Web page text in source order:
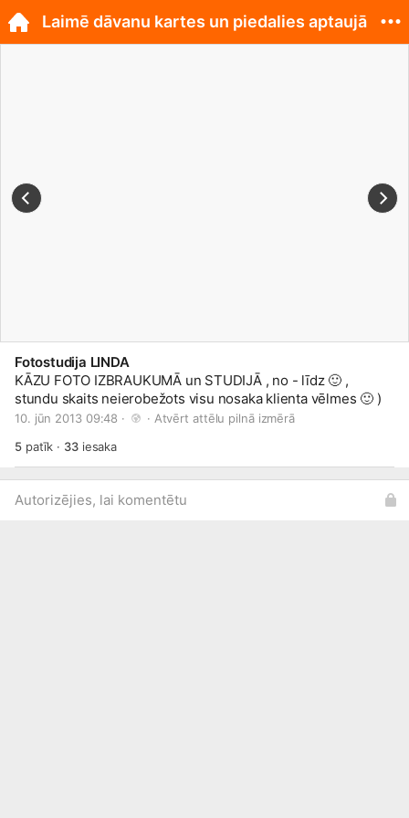
Fotostudija LINDA
KĀZU FOTO IZBRAUKUMĀ un STUDIJĀ , no - līdz 🙂 ,
stundu skaits neierobežots visu nosaka klienta vēlmes 🙂 )
10. jūn 2013 09:48 · · Atvērt attēlu pilnā izmērā
5patīk · 33iesaka
Autorizējies, lai komentētu
Laimē dāvanu kartes un piedalies aptaujā